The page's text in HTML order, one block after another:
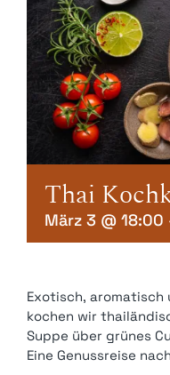
Mein Account
Warenkorb
Thai
März 3 @ 18:00
Exotisch, aromatisch
kochen wir
Suppe über grünes
Eine Genussreise